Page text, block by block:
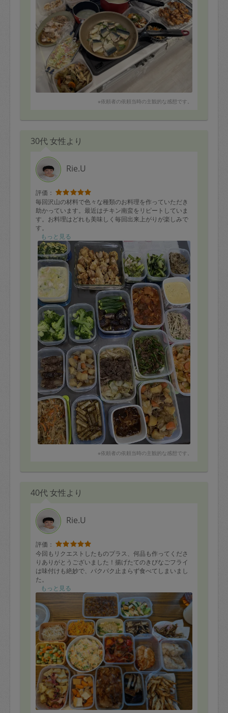
なかなか普段は手が回らないところまで綺麗にしていた
だき、しばらく気持ちよく過ごせそうです。
お料理も一歳の子供の為にと味付け前に取り分けておい
ていただいたり、有難うございました。
早速子供と一緒に昼食でいただきました。優しい味付け
で、とても美味しかったです。
母と同い年で、本当にお母さんが来てくれたようでした
お陰でその間子供と遊んでいたり、仕事をしたりと、有
※依頼者の依頼当時の主観的な感想です。
30代 女性より
Rie.U
評価：
毎回沢山の材料で色々な種類のお料理を作っていただき
助かっています。最近はチキン南蛮をリピートしていま
す。お料理はどれも美味しく毎回出来上がりが楽しみで
す。
もっと見る
※依頼者の依頼当時の主観的な感想です。
40代 女性より
Rie.U
評価：
今回もリクエストしたものプラス、何品も作ってくださ
りありがとうございました！揚げたてのきびなごフライ
は味付けも絶妙で、パクパク止まらず食べてしまいまし
た。
またよろしくお願いします！
もっと見る